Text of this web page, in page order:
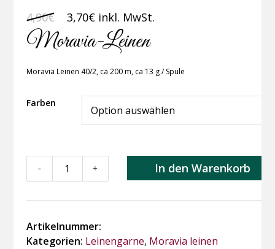
4,90€
Ursprünglicher
war:
3,70€Aktueller
Preis
ist:
3,70€.
inkl. MwSt.
Moravia-Leinen
Moravia Leinen 40/2, ca 200 m, ca 13 g / Spule
Farben
Moravia-
Leinen
- + In den Warenkorb
Artikelnummer:
Kategorien: Leinengarne, Moravia leinen